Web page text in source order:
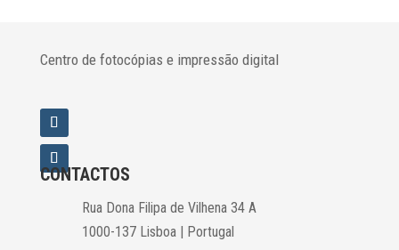
Centro de fotocópias e impressão digital
CONTACTOS
Rua Dona Filipa de Vilhena 34 A
1000-137 Lisboa | Portugal